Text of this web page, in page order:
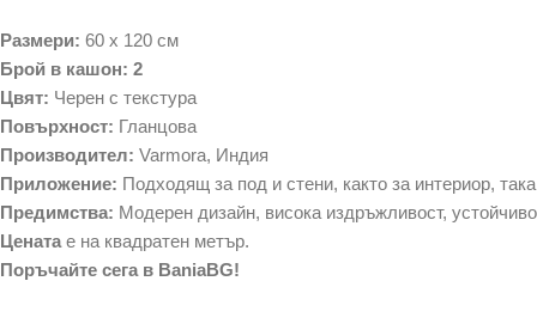
Размери: 60 x 120 см
Брой в кашон: 2
Цвят: Черен с текстура
Повърхност: Гланцова
Производител: Varmora, Индия
Приложение: Подходящ за под и стени, както за интериор,
Предимства: Модерен дизайн, висока издръжливост,
Цената е на квадратен метър.
Поръчайте сега в BaniaBG!